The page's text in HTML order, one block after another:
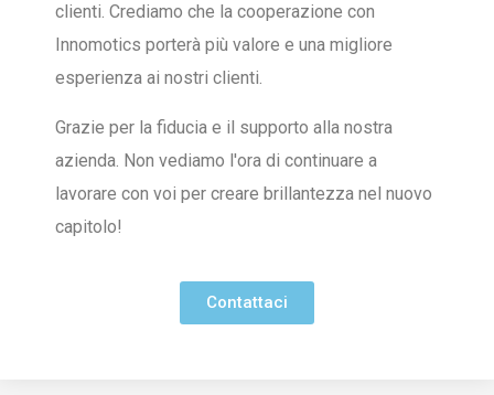
clienti. Crediamo che la cooperazione con
Innomotics porterà più valore e una migliore
esperienza ai nostri clienti.
Grazie per la fiducia e il supporto alla nostra
azienda. Non vediamo l'ora di continuare a
lavorare con voi per creare brillantezza nel nuovo
capitolo!
Contattaci